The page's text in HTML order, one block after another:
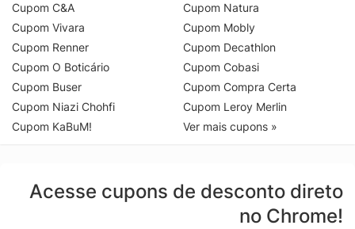
Cupom C&A
Cupom Vivara
Cupom Renner
Cupom O Boticário
Cupom Buser
Cupom Niazi Chohfi
Cupom KaBuM!
Cupom Natura
Cupom Mobly
Cupom Decathlon
Cupom Cobasi
Cupom Compra Certa
Cupom Leroy Merlin
Ver mais cupons »
Acesse cupons de desconto direto
no Chrome!